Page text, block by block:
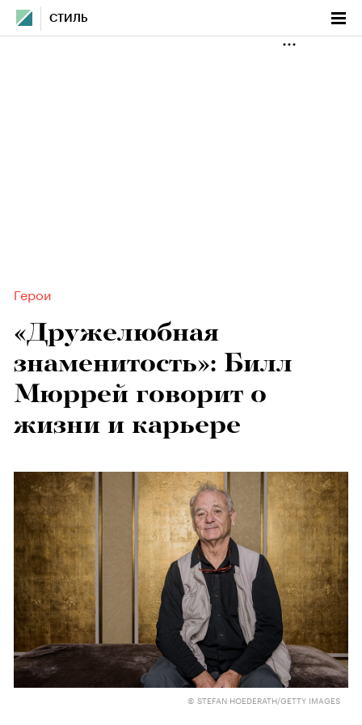
СТИЛЬ
Герои
«Дружелюбная
знаменитость»: Билл
Мюррей говорит о
жизни и карьере
© STEFAN HOEDERATH/GETTY IMAGES